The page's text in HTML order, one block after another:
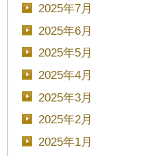
2025年7月
2025年6月
2025年5月
2025年4月
2025年3月
2025年2月
2025年1月